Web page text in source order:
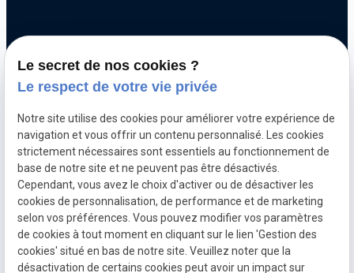
Optimisation automobile
Diagnostic électronique
Echappement inox et titane
Décalaminage hydrogène
Clonage de calculateur moteur
Mentions
légales
Politique de
confidentialité
Gestion
des
cookies
Plan du
site
Le secret de nos cookies ?
Le respect de votre vie privée
Notre site utilise des cookies pour améliorer votre expérience de
navigation et vous offrir un contenu personnalisé. Les cookies
strictement nécessaires sont essentiels au fonctionnement de
base de notre site et ne peuvent pas être désactivés.
Cependant, vous avez le choix d'activer ou de désactiver les
cookies de personnalisation, de performance et de marketing
selon vos préférences. Vous pouvez modifier vos paramètres
de cookies à tout moment en cliquant sur le lien 'Gestion des
cookies' situé en bas de notre site. Veuillez noter que la
désactivation de certains cookies peut avoir un impact sur